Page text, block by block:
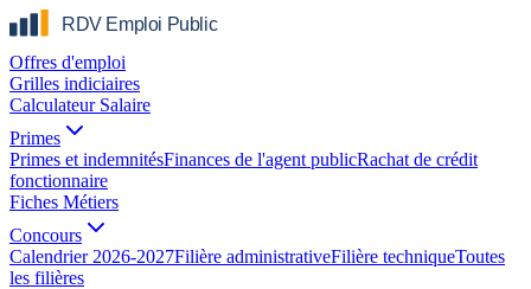
Offres d'emploi
Grilles indiciaires
Calculateur Salaire
Primes
Primes et indemnitésFinances de l'agent publicRachat de crédit
fonctionnaire
Fiches Métiers
Concours
Calendrier 2026-2027Filière administrativeFilière techniqueToutes
les filières